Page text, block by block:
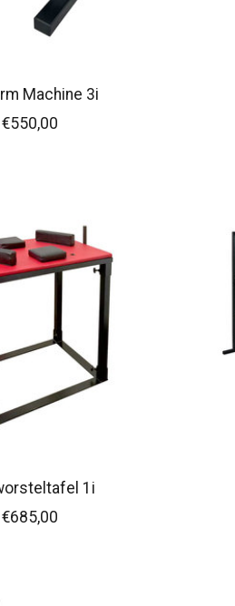
Machine 3i
€550,00
1i
€685,00